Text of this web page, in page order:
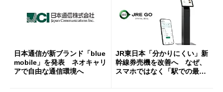
日本通信が新ブランド「blue
mobile」を発表 ネオキャリ
アで自由な通信環境へ
JR東日本「分かりにくい」新
幹線券売機を改善へ なぜ、
スマホではなく「駅での最短